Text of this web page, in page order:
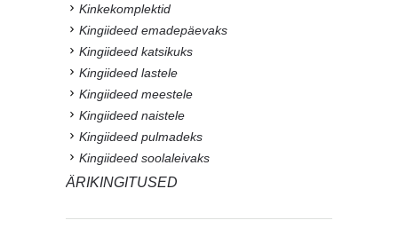
Kinkekomplektid
Kingiideed emadepäevaks
Kingiideed katsikuks
Kingiideed lastele
Kingiideed meestele
Kingiideed naistele
Kingiideed pulmadeks
Kingiideed soolaleivaks
ÄRIKINGITUSED